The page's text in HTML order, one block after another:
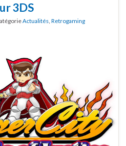
3DS
Actualités Retrogaming